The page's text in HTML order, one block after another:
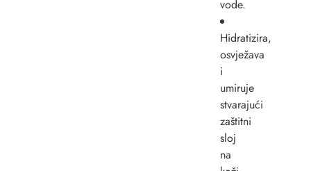
vode.
Hidratizira,
osvježava
i
umiruje
stvarajući
zaštitni
sloj
na